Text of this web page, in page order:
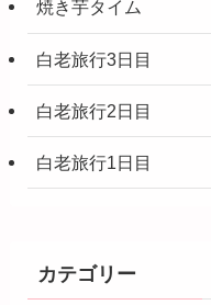
焼き芋タイム
白老旅行3日目
白老旅行2日目
白老旅行1日目
カテゴリー